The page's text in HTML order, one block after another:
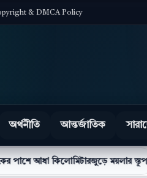
& DMCA Policy
অর্থনীতি আন্তর্জাতিক
ময়লার স্তূপ